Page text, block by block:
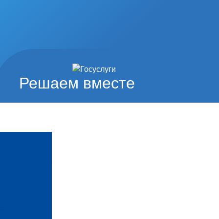
Решаем вместе